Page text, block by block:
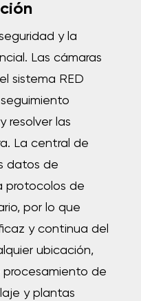
y la
Las cámaras
sistema RED
resolver las
La central de
datos de
protocolos de
por lo que
y continua del
ubicación,
procesamiento de
y plantas